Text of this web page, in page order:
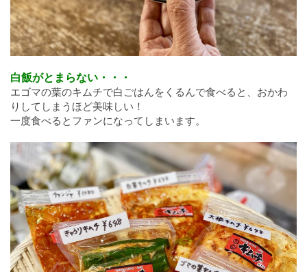
白飯がとまらない・・・
エゴマの葉のキムチで白ごはんをくるんで食べると、おかわ
りしてしまうほど美味しい！
一度食べるとファンになってしまいます。